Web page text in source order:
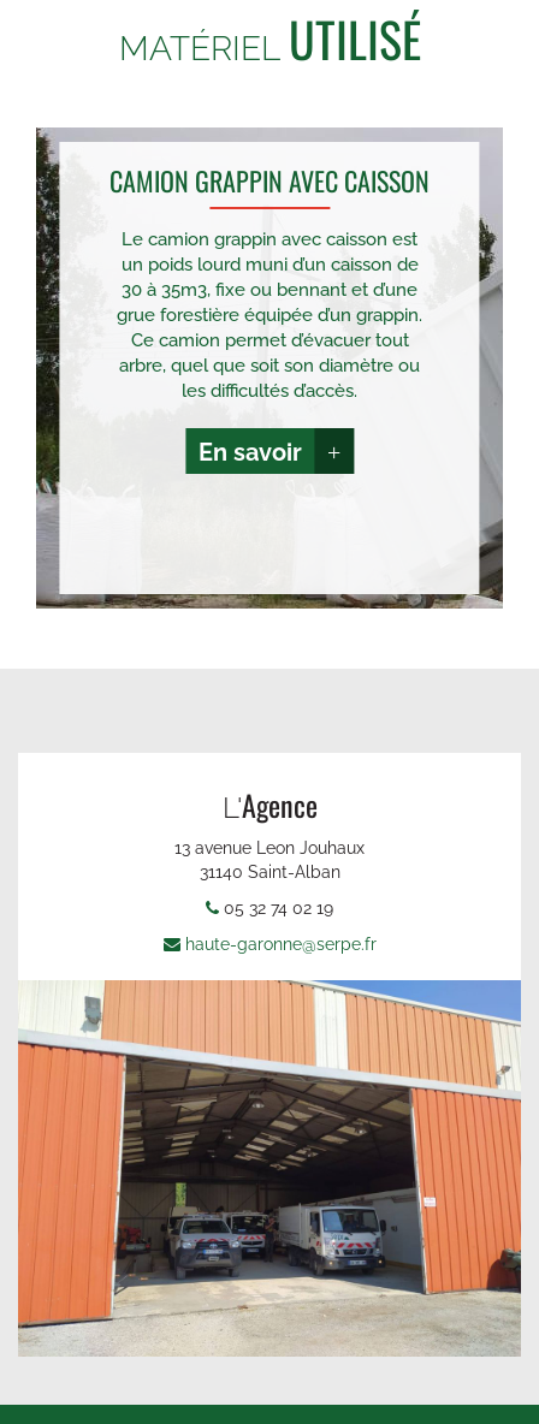
MATÉRIEL UTILISÉ
CAMION GRAPPIN AVEC CAISSON
Le camion grappin avec caisson est
un poids lourd muni d’un caisson de
30 à 35m3, fixe ou bennant et d’une
grue forestière équipée d’un grappin.
Ce camion permet d’évacuer tout
arbre, quel que soit son diamètre ou
les difficultés d’accès.
En savoir +
L'Agence
13 avenue Leon Jouhaux
31140 Saint-Alban
05 32 74 02 19
haute-garonne@serpe.fr